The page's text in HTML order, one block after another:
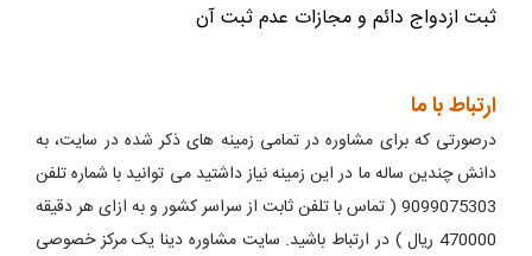
ثبت ازدواج دائم و مجازات عدم ثبت آن
ارتباط با ما
درصورتی که برای مشاوره در تمامی زمینه های ذکر شده در سایت، به
دانش چندین ساله ما در این زمینه نیاز داشتید می توانید با شماره تلفن
9099075303 ( تماس با تلفن ثابت از سراسر کشور و به ازای هر دقیقه
470000 ریال ) در ارتباط باشید. سایت مشاوره دینا یک مرکز خصوصی